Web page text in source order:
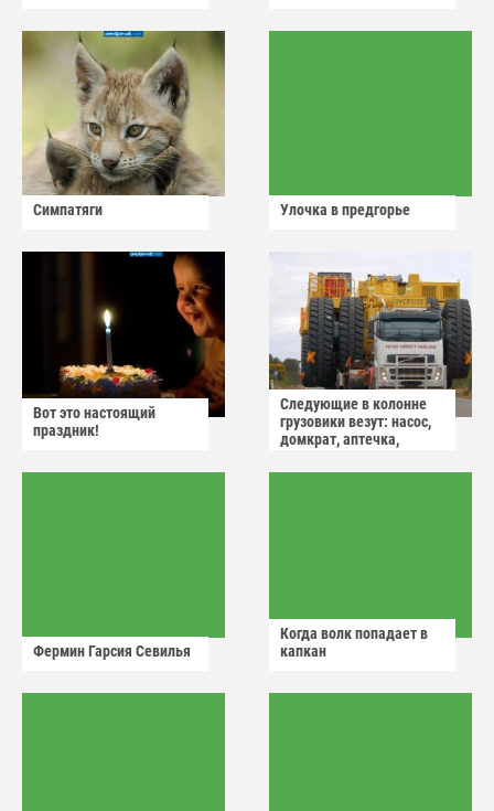
Симпатяги Улочка в предгорье
Вот это настоящий
праздник!
Следующие в колонне
грузовики везут: насос,
домкрат, аптечка,
Фермин Гарсия Севилья
Когда волк попадает в
капкан